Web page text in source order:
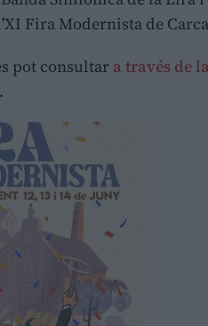
Fira Modernista de
pot consultar a través de
.